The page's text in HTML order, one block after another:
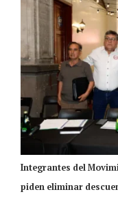
Integrantes del
piden eliminar